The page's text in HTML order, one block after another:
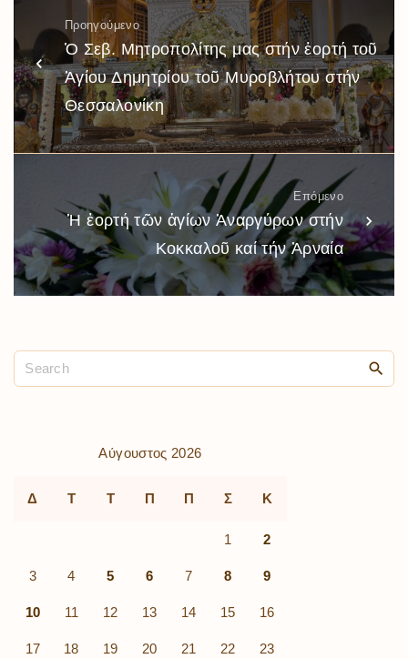
Προηγούμενο
Ὁ Σεβ. Μητροπολίτης μας στήν ἑορτή τοῦ
Ἁγίου Δημητρίου τοῦ Μυροβλήτου στήν
Θεσσαλονίκη
Επόμενο
Ἡ ἑορτή τῶν ἁγίων Ἀναργύρων στήν
Κοκκαλοῦ καί τήν Ἀρναία
Αύγουστος 2026
Δ Τ Τ Π Π Σ Κ
1 2
3 4 5 6 7 8 9
10 11 12 13 14 15 16
17 18 19 20 21 22 23